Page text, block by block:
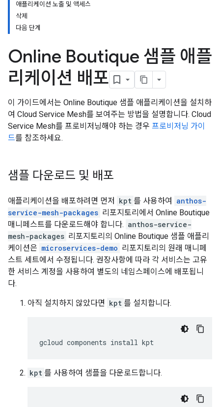
애플리케이션 노출 및 액세스
삭제
다음 단계
Online Boutique 샘플 애플
리케이션 배포
이 가이드에서는 Online Boutique 샘플 애플리케이션을 설치하
여 Cloud Service Mesh를 보여주는 방법을 설명합니다. Cloud
Service Mesh를 프로비저닝해야 하는 경우 프로비저닝 가이
드를 참조하세요.
샘플 다운로드 및 배포
애플리케이션을 배포하려면 먼저 kpt 를 사용하여
anthos-
service-mesh-packages 리포지토리에서 Online Boutique
매니페스트를 다운로드해야 합니다. anthos-service-
mesh-packages 리포지토리의 Online Boutique 샘플 애플리
케이션은 microservices-demo 리포지토리의 원래 매니페
스트 세트에서 수정됩니다. 권장사항에 따라 각 서비스는 고유
한 서비스 계정을 사용하여 별도의 네임스페이스에 배포됩니
다.
아직 설치하지 않았다면 kpt 를 설치합니다.
kpt 를 사용하여 샘플을 다운로드합니다.